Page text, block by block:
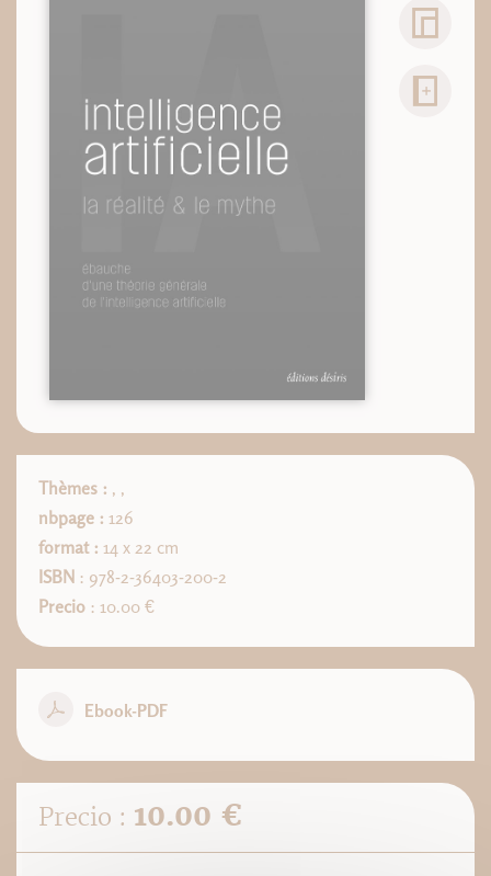
Thèmes : , ,
nbpage : 126
format : 14 x 22 cm
ISBN : 978-2-36403-200-2
Precio : 10.00 €
Ebook-PDF
Precio : 10.00 €